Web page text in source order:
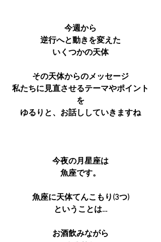
今週から
逆行へと動きを変えた
いくつかの天体
その天体からのメッセージ
私たちに見直させるテーマやポイント
を
ゆるりと、お話ししていきますね
今夜の月星座は
魚座です。
魚座に天体てんこもり(3つ)
ということは…
お酒飲みながら